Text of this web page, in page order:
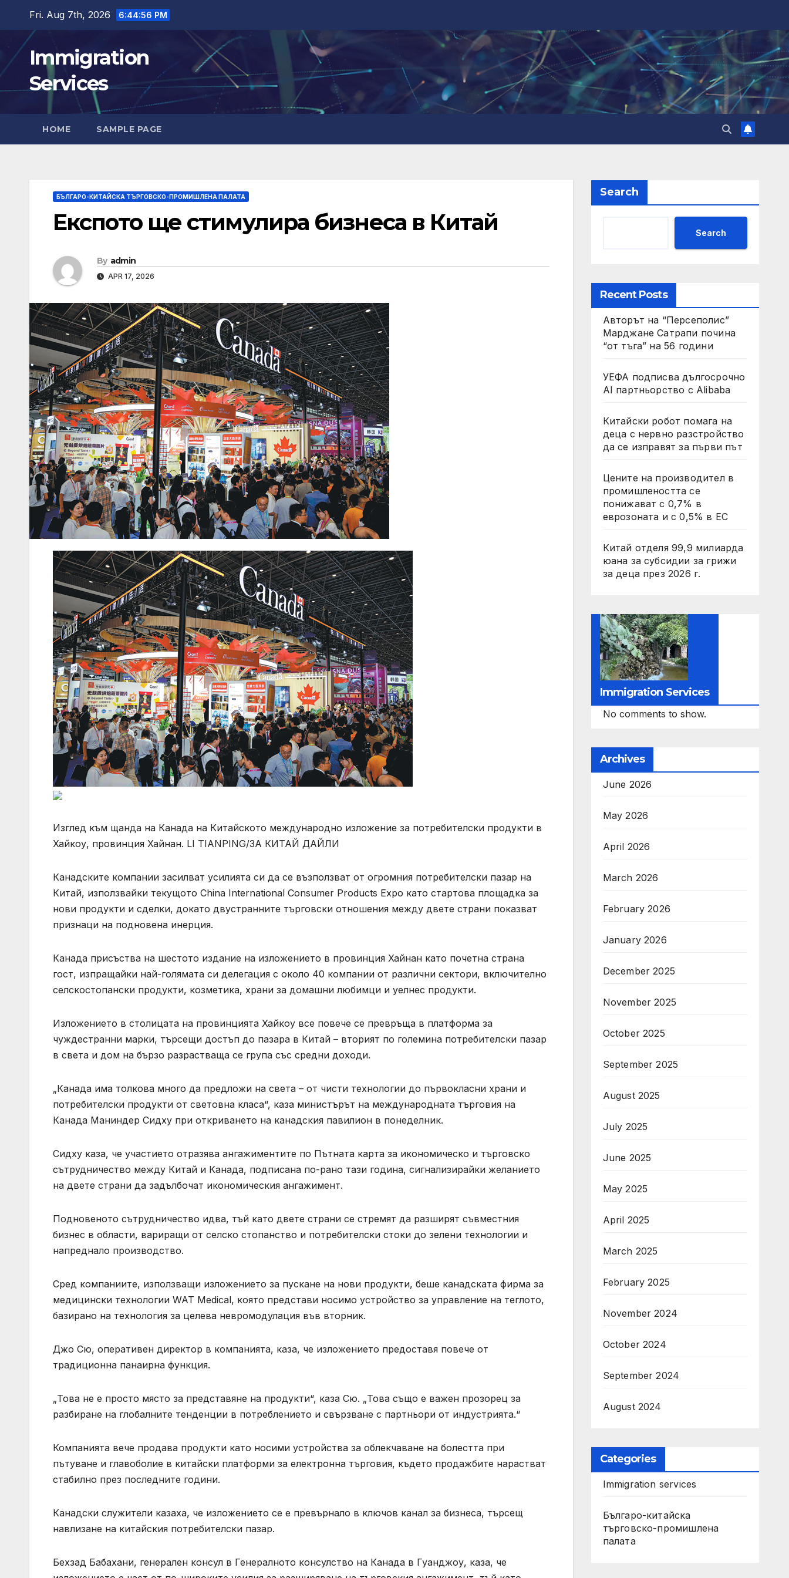
content
Fri. Aug 7th, 2026 6:44:57 PM
Immigration
Services
HOME SAMPLE PAGE
БЪЛГАРО-КИТАЙСКА ТЪРГОВСКО-ПРОМИШЛЕНА ПАЛАТА
Експото ще стимулира бизнеса в Китай
By admin
APR 17, 2026
Изглед към щанда на Канада на Китайското международно изложение за потребителски продукти в
Хайкоу, провинция Хайнан. LI TIANPING/ЗА КИТАЙ ДАЙЛИ
Канадските компании засилват усилията си да се възползват от огромния потребителски пазар на
Китай, използвайки текущото China International Consumer Products Expo като стартова площадка за
нови продукти и сделки, докато двустранните търговски отношения между двете страни показват
признаци на подновена инерция.
Канада присъства на шестото издание на изложението в провинция Хайнан като почетна страна
гост, изпращайки най-голямата си делегация с около 40 компании от различни сектори, включително
селскостопански продукти, козметика, храни за домашни любимци и уелнес продукти.
Изложението в столицата на провинцията Хайкоу все повече се превръща в платформа за
чуждестранни марки, търсещи достъп до пазара в Китай – вторият по големина потребителски пазар
в света и дом на бързо разрастваща се група със средни доходи.
„Канада има толкова много да предложи на света – от чисти технологии до първокласни храни и
потребителски продукти от световна класа“, каза министърът на международната търговия на
Канада Маниндер Сидху при откриването на канадския павилион в понеделник.
Сидху каза, че участието отразява ангажиментите по Пътната карта за икономическо и търговско
сътрудничество между Китай и Канада, подписана по-рано тази година, сигнализирайки желанието
на двете страни да задълбочат икономическия ангажимент.
Подновеното сътрудничество идва, тъй като двете страни се стремят да разширят съвместния
бизнес в области, вариращи от селско стопанство и потребителски стоки до зелени технологии и
напреднало производство.
Сред компаниите, използващи изложението за пускане на нови продукти, беше канадската фирма за
медицински технологии WAT Medical, която представи носимо устройство за управление на теглото,
базирано на технология за целева невромодулация във вторник.
Джо Сю, оперативен директор в компанията, каза, че изложението предоставя повече от
традиционна панаирна функция.
„Това не е просто място за представяне на продукти“, каза Сю. „Това също е важен прозорец за
разбиране на глобалните тенденции в потреблението и свързване с партньори от индустрията.“
Компанията вече продава продукти като носими устройства за облекчаване на болестта при
пътуване и главоболие в китайски платформи за електронна търговия, където продажбите нарастват
стабилно през последните години.
Канадски служители казаха, че изложението се е превърнало в ключов канал за бизнеса, търсещ
навлизане на китайския потребителски пазар.
Бехзад Бабахани, генерален консул в Генералното консулство на Канада в Гуанджоу, каза, че
Search
Search
Recent Posts
Авторът на “Персеполис”
Марджане Сатрапи почина
“от тъга” на 56 години
УЕФА подписва дългосрочно
AI партньорство с Alibaba
Китайски робот помага на
деца с нервно разстройство
да се изправят за първи път
Цените на производител в
промишлеността се
понижават с 0,7% в
еврозоната и с 0,5% в ЕС
Китай отделя 99,9 милиарда
юана за субсидии за грижи
за деца през 2026 г.
Immigration Services
No comments to show.
Archives
June 2026
May 2026
April 2026
March 2026
February 2026
January 2026
December 2025
November 2025
October 2025
September 2025
August 2025
July 2025
June 2025
May 2025
April 2025
March 2025
February 2025
November 2024
October 2024
September 2024
August 2024
Categories
Immigration services
Българо-китайска
търговско-промишлена
палата